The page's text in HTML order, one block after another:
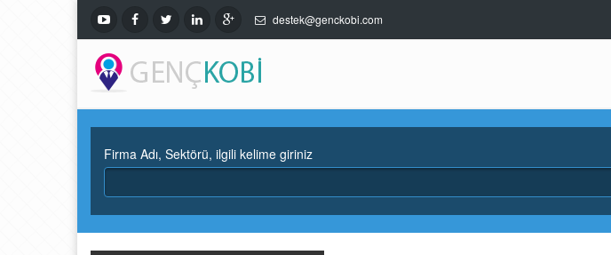
destek@genckobi.com
Firma Adı, Sektörü, ilgili kelime giriniz